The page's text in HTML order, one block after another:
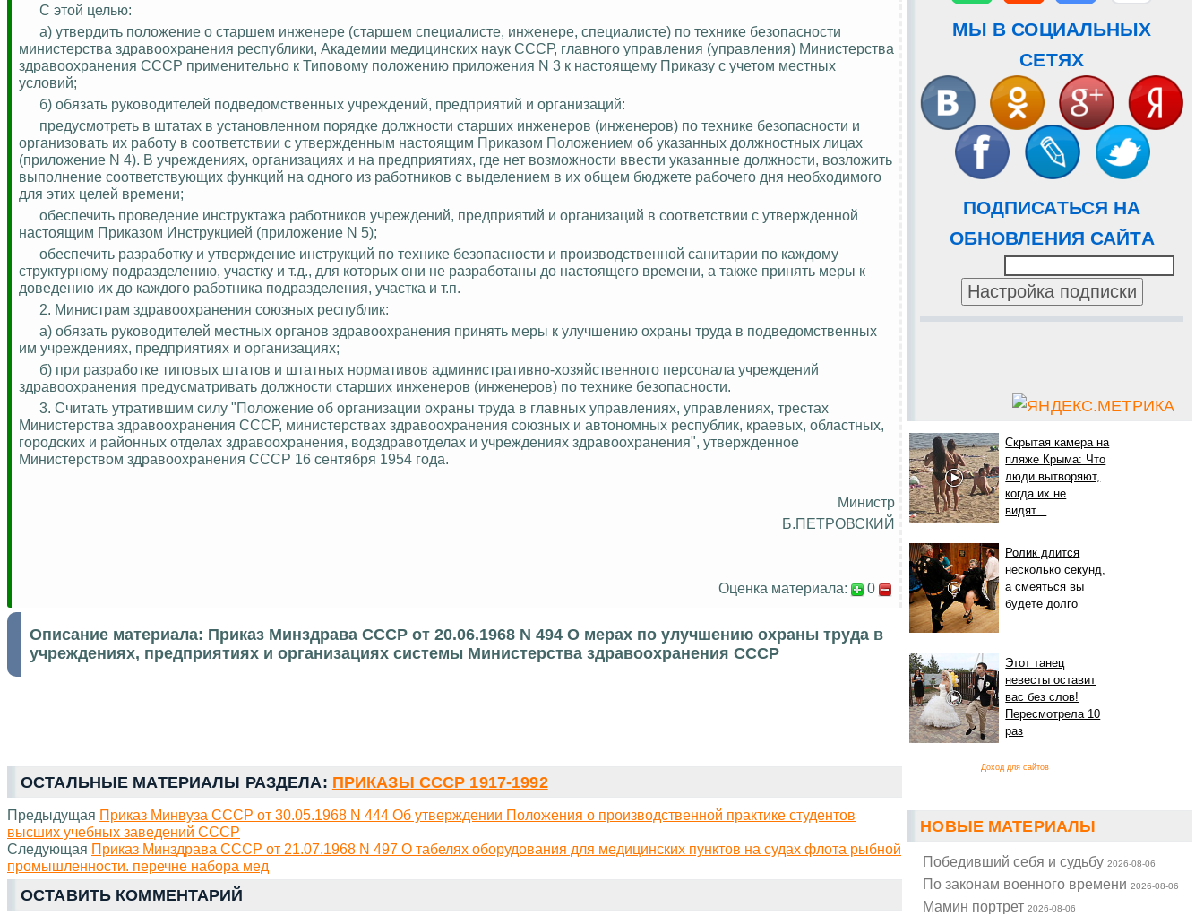
МЫ В СОЦИАЛЬНЫХ
СЕТЯХ
ПОДПИСАТЬСЯ НА
ОБНОВЛЕНИЯ САЙТА
Скрытая камера на
пляже Крыма: Что
люди вытворяют,
когда их не
видят...
Ролик длится
несколько секунд,
а смеяться вы
будете долго
Этот танец
невесты оставит
вас без слов!
Пересмотрела 10
раз
Доход для сайтов
НОВЫЕ МАТЕРИАЛЫ
Победивший себя и судьбу2026-08-06
По законам военного времени2026-08-06
Мамин портрет2026-08-06
С этой целью:
а) утвердить положение о старшем инженере (старшем специалисте, инженере, специалисте) по технике безопасности
министерства здравоохранения республики, Академии медицинских наук СССР, главного управления (управления) Министерства
здравоохранения СССР применительно к Типовому положению приложения N 3 к настоящему Приказу с учетом местных
условий;
б) обязать руководителей подведомственных учреждений, предприятий и организаций:
предусмотреть в штатах в установленном порядке должности старших инженеров (инженеров) по технике безопасности и
организовать их работу в соответствии с утвержденным настоящим Приказом Положением об указанных должностных лицах
(приложение N 4). В учреждениях, организациях и на предприятиях, где нет возможности ввести указанные должности, возложить
выполнение соответствующих функций на одного из работников с выделением в их общем бюджете рабочего дня необходимого
для этих целей времени;
обеспечить проведение инструктажа работников учреждений, предприятий и организаций в соответствии с утвержденной
настоящим Приказом Инструкцией (приложение N 5);
обеспечить разработку и утверждение инструкций по технике безопасности и производственной санитарии по каждому
структурному подразделению, участку и т.д., для которых они не разработаны до настоящего времени, а также принять меры к
доведению их до каждого работника подразделения, участка и т.п.
2. Министрам здравоохранения союзных республик:
а) обязать руководителей местных органов здравоохранения принять меры к улучшению охраны труда в подведомственных
им учреждениях, предприятиях и организациях;
б) при разработке типовых штатов и штатных нормативов административно-хозяйственного персонала учреждений
здравоохранения предусматривать должности старших инженеров (инженеров) по технике безопасности.
3. Считать утратившим силу "Положение об организации охраны труда в главных управлениях, управлениях, трестах
Министерства здравоохранения СССР, министерствах здравоохранения союзных и автономных республик, краевых, областных,
городских и районных отделах здравоохранения, водздравотделах и учреждениях здравоохранения", утвержденное
Министерством здравоохранения СССР 16 сентября 1954 года.
Министр
Б.ПЕТРОВСКИЙ
Оценка материала: 0
Описание материала: Приказ Минздрава СССР от 20.06.1968 N 494 О мерах по улучшению охраны труда в
учреждениях, предприятиях и организациях системы Министерства здравоохранения СССР
ОСТАЛЬНЫЕ МАТЕРИАЛЫ РАЗДЕЛА: ПРИКАЗЫ СССР 1917-1992
Предыдущая Приказ Минвуза СССР от 30.05.1968 N 444 Об утверждении Положения о производственной практике студентов
высших учебных заведений СССР
Следующая Приказ Минздрава СССР от 21.07.1968 N 497 О табелях оборудования для медицинских пунктов на судах флота рыбной
промышленности. перечне набора мед
ОСТАВИТЬ КОММЕНТАРИЙ